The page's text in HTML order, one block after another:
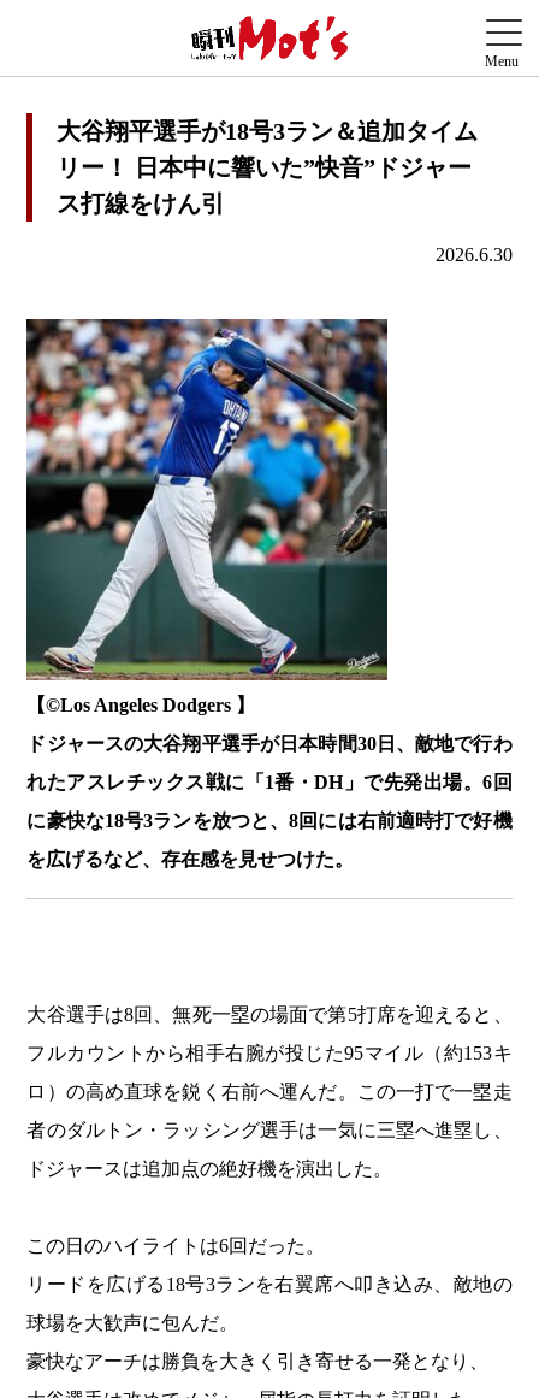
大谷翔平選手が18号3ラン＆追加タイム
リー！ 日本中に響いた”快音”ドジャー
ス打線をけん引
2026.6.30
【©️Los Angeles Dodgers 】
ドジャースの大谷翔平選手が日本時間30日、敵地で行わ
れたアスレチックス戦に「1番・DH」で先発出場。6回
に豪快な18号3ランを放つと、8回には右前適時打で好機
を広げるなど、存在感を見せつけた。
大谷選手は8回、無死一塁の場面で第5打席を迎えると、
フルカウントから相手右腕が投じた95マイル（約153キ
ロ）の高め直球を鋭く右前へ運んだ。この一打で一塁走
者のダルトン・ラッシング選手は一気に三塁へ進塁し、
ドジャースは追加点の絶好機を演出した。
この日のハイライトは6回だった。
リードを広げる18号3ランを右翼席へ叩き込み、敵地の
球場を大歓声に包んだ。
豪快なアーチは勝負を大きく引き寄せる一発となり、